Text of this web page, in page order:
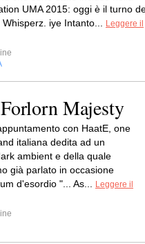
UMA 2015: oggi è il turno
Whisperz. iye Intanto...
Leggere il
Majesty
con HaatE, one
italiana dedita ad un
ambient e della quale
già parlato in occasione
d'esordio "... As...
Leggere il